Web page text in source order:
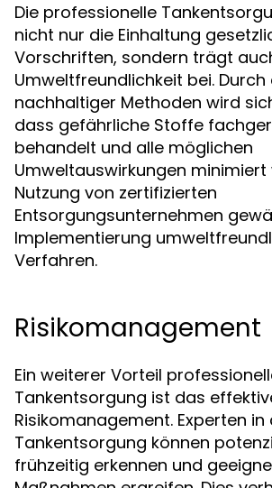
Die professionelle
nicht nur die Einhaltung
Vorschriften, sondern trägt
Umweltfreundlichkeit bei. Durch
nachhaltiger Methoden wird
dass gefährliche Stoffe
behandelt und alle möglichen
Umweltauswirkungen minimiert
Nutzung von zertifizierten
Entsorgungsunternehmen
Implementierung
Verfahren.
Risikomanagement
Ein weiterer Vorteil
Tankentsorgung ist das
Risikomanagement. Experten in
Tankentsorgung können
frühzeitig erkennen und